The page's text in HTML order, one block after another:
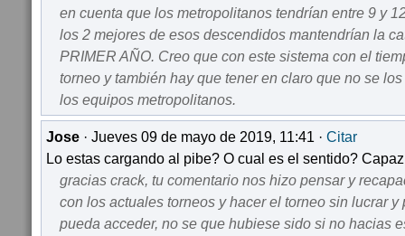
en cuenta que los metropolitanos tendrían entre 9 y
los 2 mejores de esos descendidos mantendrían la
PRIMER AÑO. Creo que con este sistema con el
torneo y también hay que tener en claro que no se
los equipos metropolitanos.
Jose · Jueves 09 de mayo de 2019, 11:41 · Citar
Lo estas cargando al pibe? O cual es el sentido?
gracias crack, tu comentario nos hizo pensar y
con los actuales torneos y hacer el torneo sin lucrar y
pueda acceder, no se que hubiese sido si no hacias